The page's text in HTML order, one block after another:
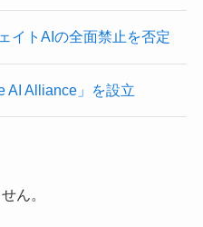
イトAIの全面禁止を否定
AI Alliance」を設立
ん。